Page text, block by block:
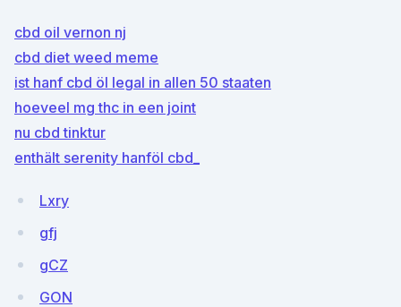
cbd oil vernon nj
cbd diet weed meme
ist hanf cbd öl legal in allen 50 staaten
hoeveel mg thc in een joint
nu cbd tinktur
enthält serenity hanföl cbd_
Lxry
gfj
gCZ
GON